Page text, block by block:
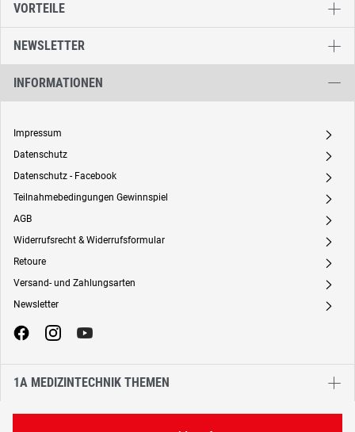
VORTEILE
NEWSLETTER
INFORMATIONEN
Impressum A
Datenschutz A
Datenschutz - Facebook A
Teilnahmebedingungen Gewinnspiel A
AGB A
Widerrufsrecht & Widerrufsformular A
Retoure A
Versand- und Zahlungsarten A
Newsletter A
1A MEDIZINTECHNIK THEMEN